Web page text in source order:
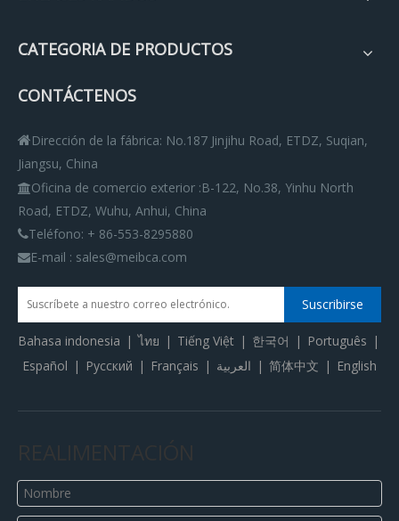
CATEGORIA DE PRODUCTOS
CONTÁCTENOS
Dirección de la fábrica: No.187 Jinjihu Road, ETDZ, Suqian,
Jiangsu, China
Oficina de comercio exterior :B-122, No.38, Yinhu North
Road, ETDZ, Wuhu, Anhui, China
Teléfono: + 86-553-8295880
E-mail : sales@meibca.com
Suscribirse
Bahasa indonesia | ไทย | Tiếng Việt | 한국어 | Português |
Español | Pусский | Français | العربية | 简体中文 | English